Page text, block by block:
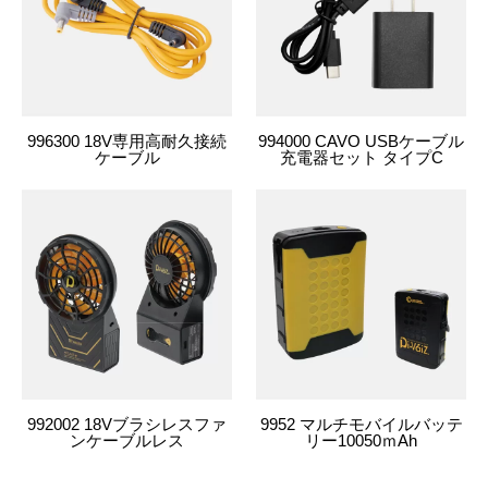
996300 18V専用高耐久接続
ケーブル
994000 CAVO USBケーブル
充電器セット タイプC
992002 18Vブラシレスファ
ンケーブルレス
9952 マルチモバイルバッテ
リー10050ｍAh